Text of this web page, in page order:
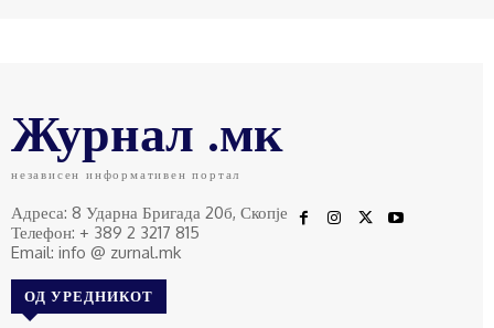
Журнал .мк
независен информативен портал
Адреса: 8 Ударна Бригада 20б, Скопје
Телефон: + 389 2 3217 815
Email: info @ zurnal.mk
ОД УРЕДНИКОТ